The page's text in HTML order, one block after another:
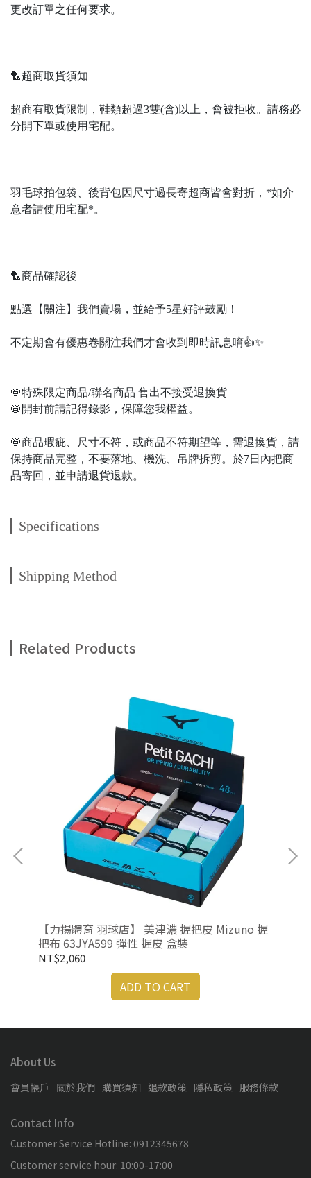
更改訂單之任何要求。
🏸超商取貨須知
超商有取貨限制，鞋類超過3雙(含)以上，會被拒收。請務必
分開下單或使用宅配。
羽毛球拍包袋、後背包因尺寸過長寄超商皆會對折，*如介
意者請使用宅配*。
🏸商品確認後
點選【關注】我們賣場，並給予5星好評鼓勵！
不定期會有優惠卷關注我們才會收到即時訊息唷👍✨
📛特殊限定商品/聯名商品 售出不接受退換貨
📛開封前請記得錄影，保障您我權益。
📛商品瑕疵、尺寸不符，或商品不符期望等，需退換貨，請
保持商品完整，不要落地、機洗、吊牌拆剪。於7日內把商
品寄回，並申請退貨退款。
Specifications
Shipping Method
Related Products
【力揚體育 羽球店】 美津濃 握把皮 Mizuno 握
把布 63JYA599 彈性 握皮 盒裝
NT$2,060
ADD TO CART
About Us
會員帳戶 關於我們 購買須知 退款政策 隱私政策 服務條款
Contact Info
Customer Service Hotline: 0912345678
Customer service hour: 10:00-17:00